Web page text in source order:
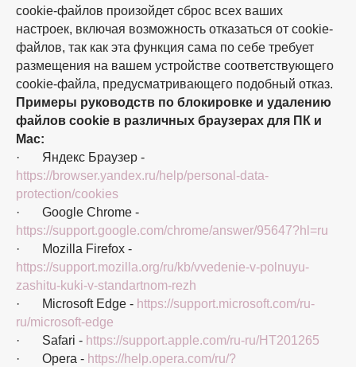
cookie-файлов произойдет сброс всех ваших
настроек, включая возможность отказаться от cookie-
файлов, так как эта функция сама по себе требует
размещения на вашем устройстве соответствующего
cookie-файла, предусматривающего подобный отказ.
Примеры руководств по блокировке и удалению
файлов cookie в различных браузерах для ПК и
Mac:
· Яндекс Браузер -
https://browser.yandex.ru/help/personal-data-
protection/cookies
· Google Chrome -
https://support.google.com/chrome/answer/95647?hl=ru
· Mozilla Firefox -
https://support.mozilla.org/ru/kb/vvedenie-v-polnuyu-
zashitu-kuki-v-standartnom-rezh
· Microsoft Edge - https://support.microsoft.com/ru-
ru/microsoft-edge
· Safari - https://support.apple.com/ru-ru/HT201265
· Opera - https://help.opera.com/ru/?